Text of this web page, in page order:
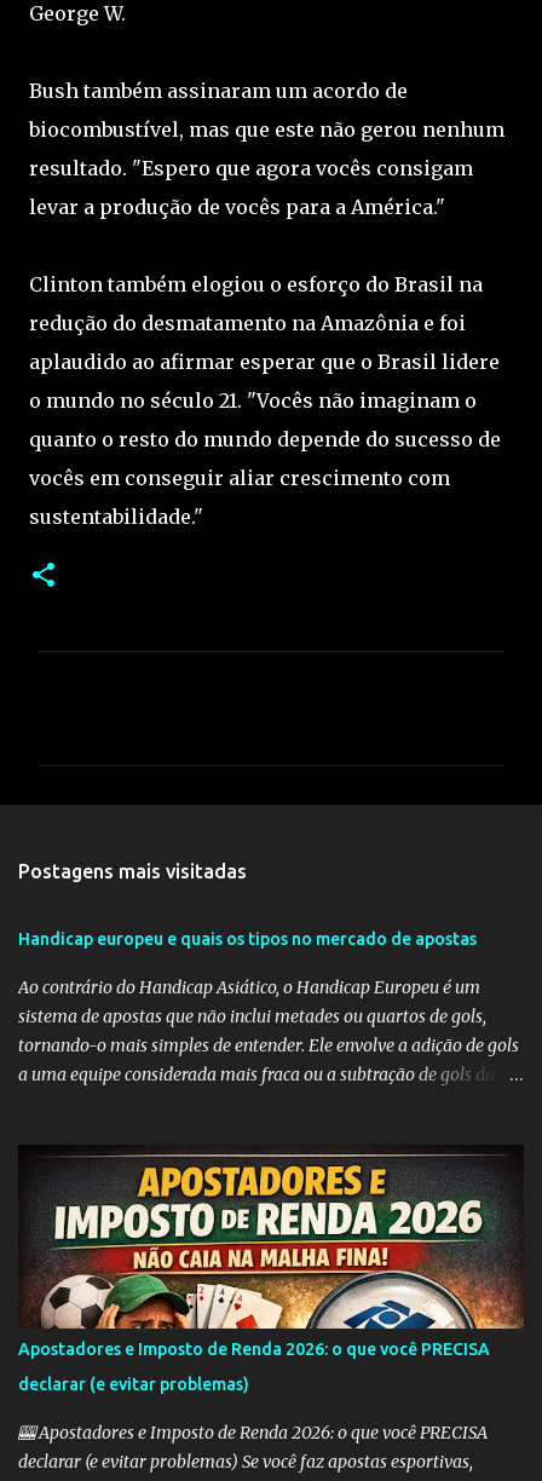
George W.
Bush também assinaram um acordo de
biocombustível, mas que este não gerou nenhum
resultado. "Espero que agora vocês consigam
levar a produção de vocês para a América."
Clinton também elogiou o esforço do Brasil na
redução do desmatamento na Amazônia e foi
aplaudido ao afirmar esperar que o Brasil lidere
o mundo no século 21. "Vocês não imaginam o
quanto o resto do mundo depende do sucesso de
vocês em conseguir aliar crescimento com
sustentabilidade."
o
s
Postagens mais visitadas
Handicap europeu e quais os tipos no mercado de apostas
Ao contrário do Handicap Asiático, o Handicap Europeu é um
sistema de apostas que não inclui metades ou quartos de gols,
tornando-o mais simples de entender. Ele envolve a adição de gols
a uma equipe considerada mais fraca ou a subtração de gols da
tornando-os mais atraentes para os apostadores. Aqui estão
alguns dos tipos mais comuns de Handicap Europeu no mercado
de apostas: Handicap Europeu +1: Nesta aposta, uma equipe é
considerada com uma vantagem de 1 gol antes mesmo do início do
jogo. Isso significa que, se a equipe perder por um gol de diferença,
a aposta é vencedora. Se houver um empate ou se a equipe ganhar,
a aposta também é vencedora. Handicap Europeu +2: Semelhante
ao exemplo anterior, aqui a equipe recebe uma vantagem de 2
gols. Isso significa que a aposta é vencedora se a equipe perder por
uma diferença de até 2 gols. Se a equipe perder por 3 ou m...
Apostadores e Imposto de Renda 2026: o que você PRECISA
declarar (e evitar problemas)
🎰 Apostadores e Imposto de Renda 2026: o que você PRECISA
declarar (e evitar problemas) Se você faz apostas esportivas,